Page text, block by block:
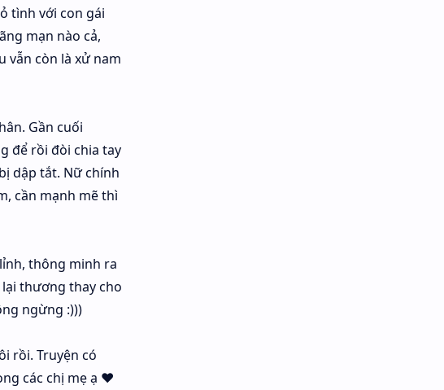
tình với con gái
mạn nào cả,
vẫn còn là xử nam
Gần cuối
để rồi đòi chia tay
dập tắt. Nữ chính
cần mạnh mẽ thì
thông minh ra
thương thay cho
ngừng :)))
rồi. Truyện có
các chị mẹ ạ ♥